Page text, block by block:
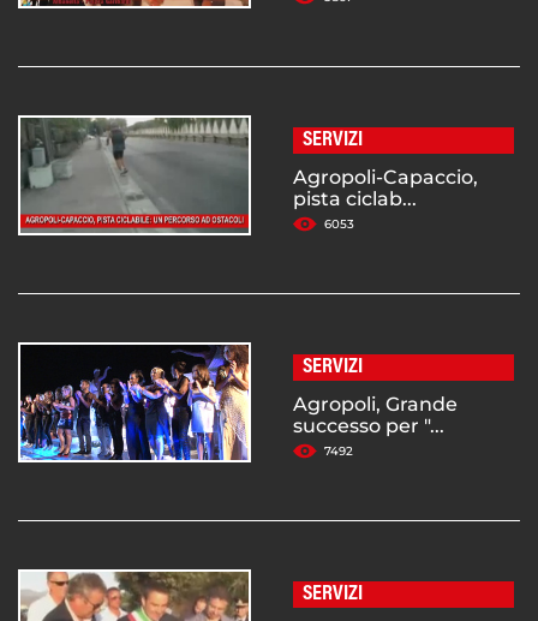
SERVIZI
Agropoli-Capaccio,
pista ciclab...
6053
SERVIZI
Agropoli, Grande
successo per "...
7492
SERVIZI